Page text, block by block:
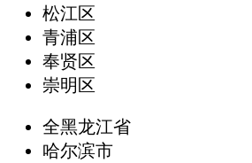
松江区
青浦区
奉贤区
崇明区
全黑龙江省
哈尔滨市